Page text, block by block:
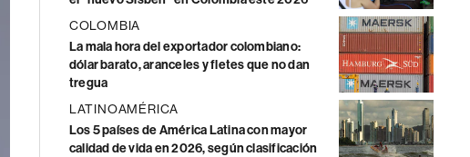
COLOMBIA
La mala hora del exportador colombiano:
dólar barato, aranceles y fletes que no dan
tregua
LATINOAMÉRICA
Los 5 países de América Latina con mayor
calidad de vida en 2026, según clasificación